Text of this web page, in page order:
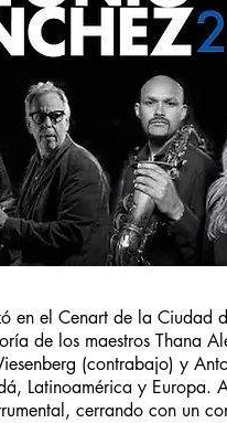
en el Cenart de la Ciudad
de los maestros Thana
(contrabajo) y
Latinoamérica y Europa.
cerrando con un